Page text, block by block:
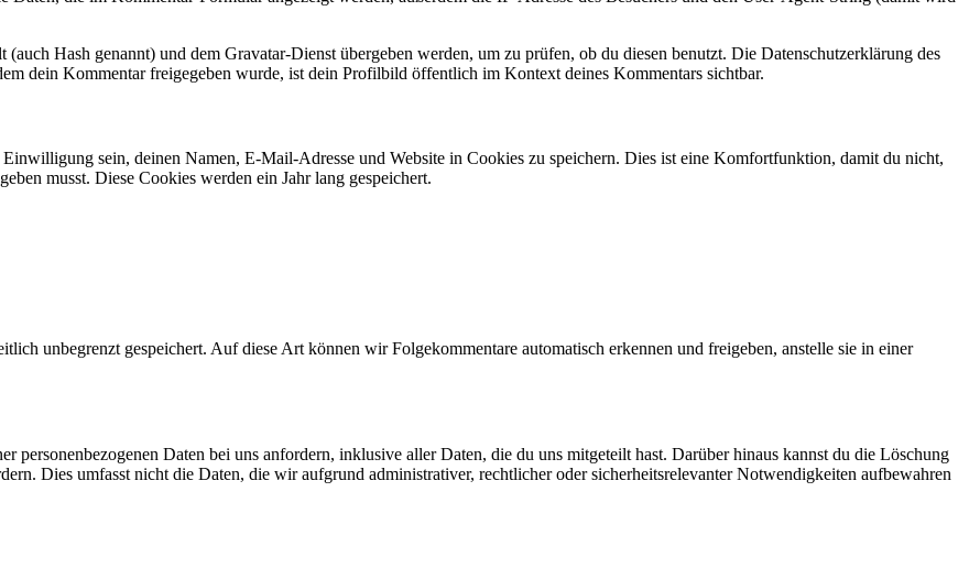
Hash genannt) und dem Gravatar-Dienst übergeben werden, um zu prüfen, ob du diesen benutzt. Die Datenschutzerklärung des
dein Kommentar freigegeben wurde, ist dein Profilbild öffentlich im Kontext deines Kommentars sichtbar.
sein, deinen Namen, E-Mail-Adresse und Website in Cookies zu speichern. Dies ist eine Komfortfunktion, damit du nicht,
musst. Diese Cookies werden ein Jahr lang gespeichert.
unbegrenzt gespeichert. Auf diese Art können wir Folgekommentare automatisch erkennen und freigeben, anstelle sie in einer
personenbezogenen Daten bei uns anfordern, inklusive aller Daten, die du uns mitgeteilt hast. Darüber hinaus kannst du die Löschung
Dies umfasst nicht die Daten, die wir aufgrund administrativer, rechtlicher oder sicherheitsrelevanter Notwendigkeiten aufbewahren